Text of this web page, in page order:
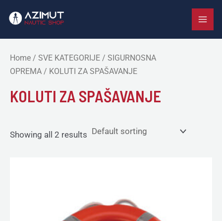
Home / SVE KATEGORIJE / SIGURNOSNA
OPREMA / KOLUTI ZA SPAŠAVANJE
KOLUTI ZA SPAŠAVANJE
Showing all 2 results